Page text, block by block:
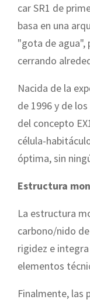
car SR1 de
basa en una
"gota de agua",
cerrando
Nacida de la
de 1996 y de
del concepto
célula-
óptima, sin
Estructura
La estructura
carbono/nido
rigidez e
elementos
Finalmente, las